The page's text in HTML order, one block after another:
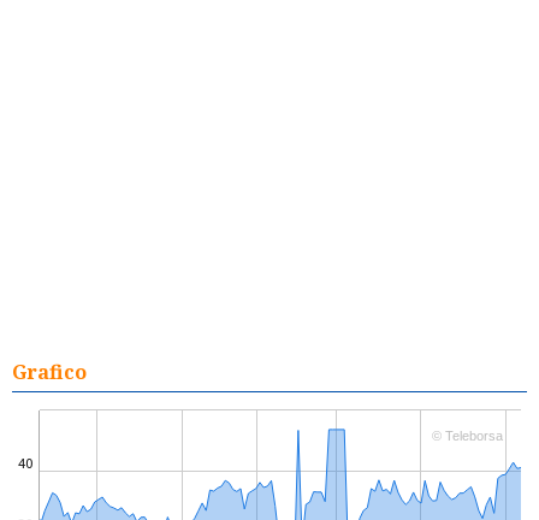
Grafico
40
© Teleborsa